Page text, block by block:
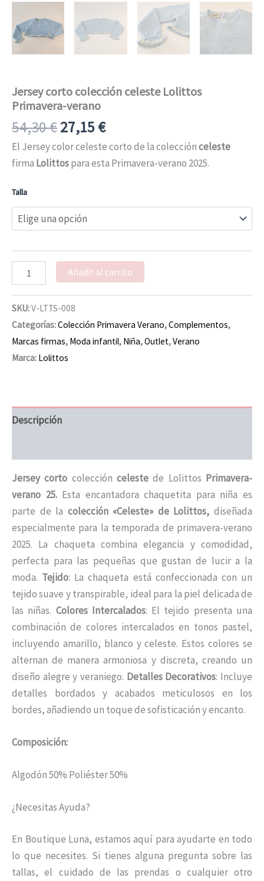
Jersey corto colección celeste Lolittos
Primavera-verano
54,30€27,15€
El Jersey color celeste corto de la colecciónceleste
firma Lolittospara esta Primavera-verano 2025.
Talla
Añadir al carrito
SKU:V-LTTS-008
Categorías:Colección Primavera Verano,Complementos,
Marcas firmas, Moda infantil, Niña,Outlet,Verano
Marca: Lolittos
Descripción
Jersey corto colecciónceleste de Lolittos Primavera-
verano 25. Esta encantadora chaquetita para niña es
parte de la colección «Celeste» de Lolittos, diseñada
especialmente para la temporada de primavera-verano
2025. La chaqueta combina elegancia y comodidad,
perfecta para las pequeñas que gustan de lucir a la
moda. Tejido: La chaqueta está confeccionada con un
tejido suave y transpirable, ideal para la piel delicada de
las niñas. Colores Intercalados: El tejido presenta una
combinación de colores intercalados en tonos pastel,
incluyendo amarillo, blanco y celeste. Estos colores se
alternan de manera armoniosa y discreta, creando un
diseño alegre y veraniego. Detalles Decorativos: Incluye
detalles bordados y acabados meticulosos en los
bordes, añadiendo un toque de sofisticación y encanto.
Composición:
Algodón 50% Poliéster 50%
¿Necesitas Ayuda?
En Boutique Luna, estamos aquí para ayudarte en todo
lo que necesites. Si tienes alguna pregunta sobre las
tallas, el cuidado de las prendas o cualquier otro